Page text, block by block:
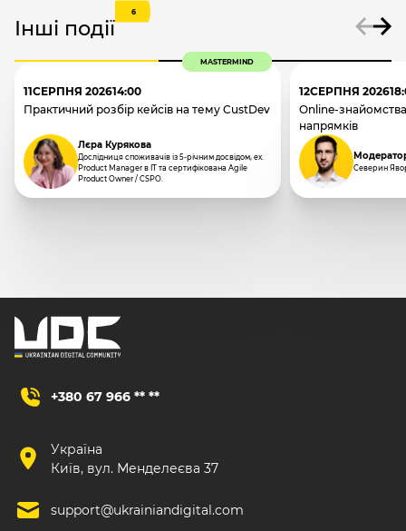
Інші події
6
MASTERMIND
11СЕРПНЯ 202614:00
Практичний розбір кейсів на тему CustDev
Лєра Курякова
Дослідниця споживачів із 5-річним досвідом, ex.
Product Manager в IT та сертифікована Agile
Product Owner / CSPO.
12СЕРПНЯ 2026
Online-
напрямків
Северин
+380 67 966 ** **
Україна
Київ, вул. Менделеєва 37
support@ukrainiandigital.com